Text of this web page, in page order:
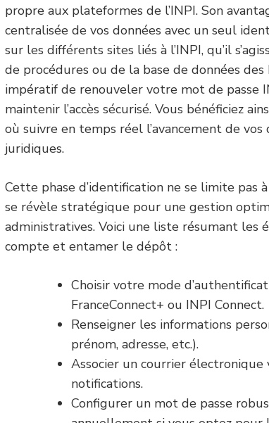
propre aux plateformes de l’INPI. Son
centralisée de vos données avec un seul
sur les différents sites liés à l’INPI, qu’il
de procédures ou de la base de données
impératif de renouveler votre mot de passe
maintenir l’accès sécurisé. Vous bénéficiez
où suivre en temps réel l’avancement de vos
juridiques.
Cette phase d’identification ne se limite pas
se révèle stratégique pour une gestion
administratives. Voici une liste résumant les
compte et entamer le dépôt :
Choisir votre mode
FranceConnect+ ou INPI Connect.
Renseigner les informations
prénom, adresse, etc.).
Associer un courrier
notifications.
Configurer un mot de passe